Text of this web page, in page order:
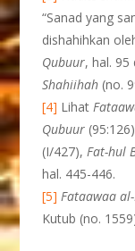
“Sanad yang
dishahihkan
Qubuur, hal.
Shahiihah (no.
[4] Lihat
Qubuur
(I/427),Fat-hul
hal. 445-446.
[5] Fataawaa
Kutub (no.